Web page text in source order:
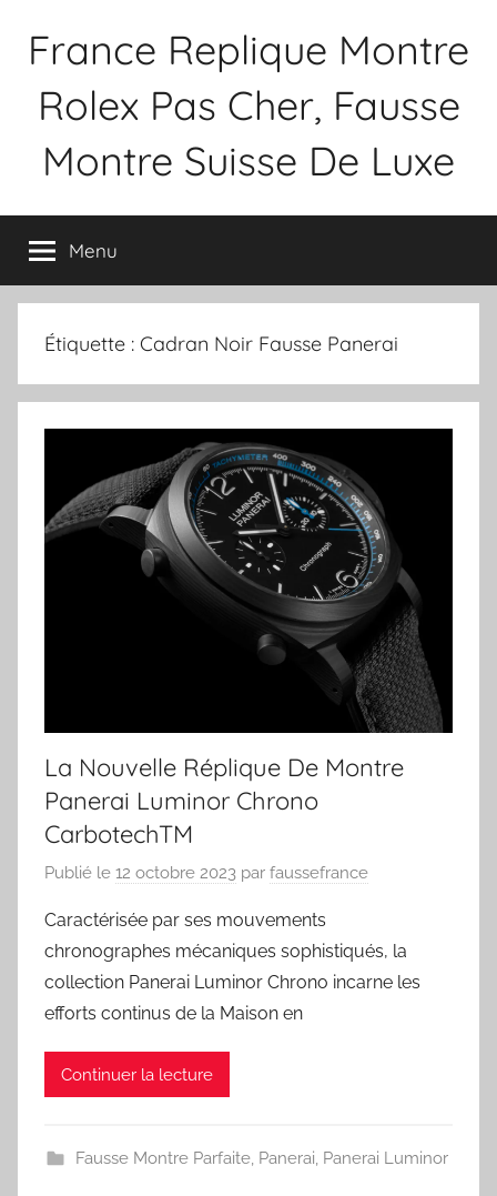
France Replique Montre
Rolex Pas Cher, Fausse
Montre Suisse De Luxe
Menu
Étiquette : Cadran Noir Fausse Panerai
La Nouvelle Réplique De Montre
Panerai Luminor Chrono
CarbotechTM
Publié le 12 octobre 2023 par faussefrance
Caractérisée par ses mouvements
chronographes mécaniques sophistiqués, la
collection Panerai Luminor Chrono incarne les
efforts continus de la Maison en
Continuer la lecture
Fausse Montre Parfaite, Panerai, Panerai Luminor